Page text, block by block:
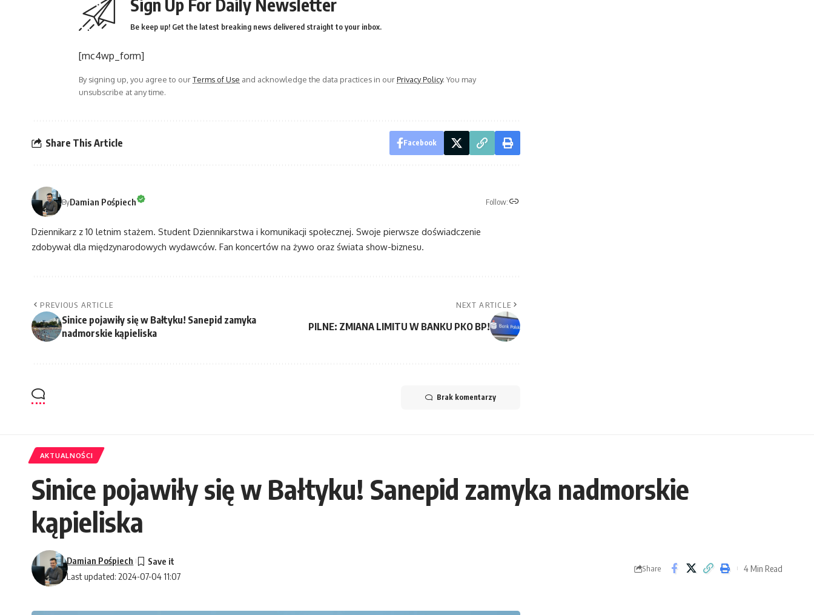
Sign Up For Daily Newsletter
Be keep up! Get the latest breaking news delivered straight to your inbox.
[mc4wp_form]
By signing up, you agree to ourTerms of Use and acknowledge the data practices in ourPrivacy Policy. You may
unsubscribe at any time.
Share This Article Facebook
ByDamian Pośpiech Follow:
Dziennikarz z 10 letnim stażem. Student Dziennikarstwa i komunikacji społecznej. Swoje pierwsze doświadczenie
zdobywał dla międzynarodowych wydawców. Fan koncertów na żywo oraz świata show-biznesu.
PREVIOUS ARTICLE
Sinice pojawiły się w Bałtyku! Sanepid zamyka
nadmorskie kąpieliska
NEXT ARTICLE
PILNE: ZMIANA LIMITU W BANKU PKO BP!
Brak komentarzy
AKTUALNOŚCI
Sinice pojawiły się w Bałtyku! Sanepid zamyka nadmorskie
kąpieliska
Last updated: 2024-07-04 11:07
Damian Pośpiech
Share 4 Min Read